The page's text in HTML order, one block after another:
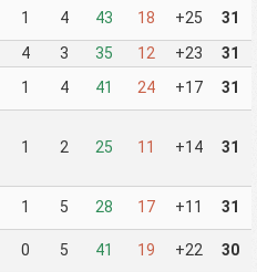
1 4 43 18 +25 31
4 3 35 12 +23 31
1 4 41 24 +17 31
1 2 25 11 +14 31
1 5 28 17 +11 31
0 5 41 19 +22 30